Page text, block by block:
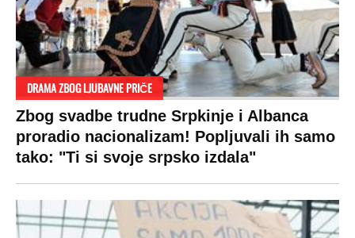
DRAMA ZBOG LJUBAVNE PRIČE
Zbog svadbe trudne Srpkinje i Albanca
proradio nacionalizam! Popljuvali ih samo
tako: "Ti si svoje srpsko izdala"